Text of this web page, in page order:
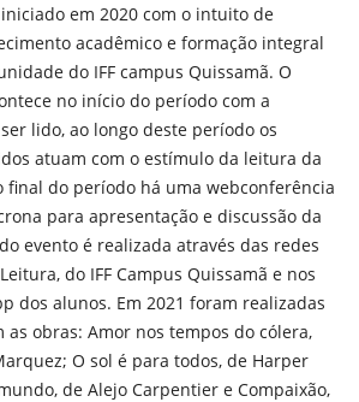
em 2020 com o intuito de
acadêmico e formação integral
do IFF campus Quissamã. O
no início do período com a
lido, ao longo deste período os
atuam com o estímulo da leitura da
final do período há uma webconferência
para apresentação e discussão da
evento é realizada através das redes
do IFF Campus Quissamã e nos
dos alunos. Em 2021 foram realizadas
as obras: Amor nos tempos do cólera,
O sol é para todos, de Harper
de Alejo Carpentier e Compaixão,